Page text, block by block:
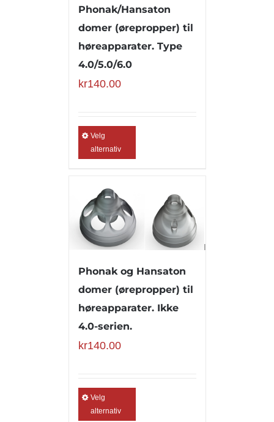
Phonak/Hansaton
domer (ørepropper) til
høreapparater. Type
4.0/5.0/6.0
kr140.00
Velg
alternativ
Phonak og Hansaton
domer (ørepropper) til
høreapparater. Ikke
4.0-serien.
kr140.00
Velg
alternativ